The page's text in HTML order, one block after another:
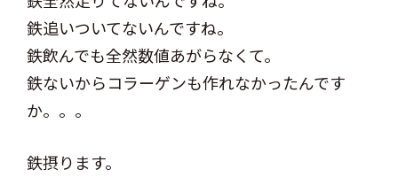
鉄追いついてないんですね。
鉄飲んでも全然数値あがらなくて。
鉄ないからコラーゲンも作れなかったんです
か。。。
鉄摂ります。